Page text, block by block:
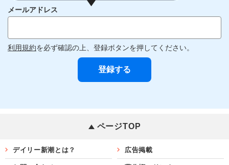
メールアドレス
利用規約を必ず確認の上、登録ボタンを押してください。
ページTOP
デイリー新潮とは？ 広告掲載